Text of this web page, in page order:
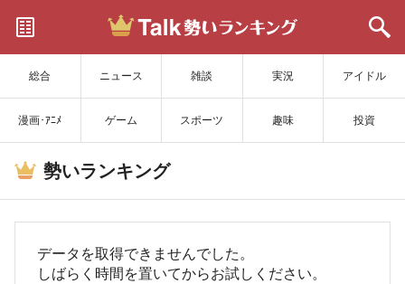
総合 ニュース 雑談 実況 アイドル
漫画･ｱﾆﾒ ゲーム スポーツ 趣味 投資
サイトを更新
勢いランキング
データを取得できませんでした。
しばらく時間を置いてからお試しください。